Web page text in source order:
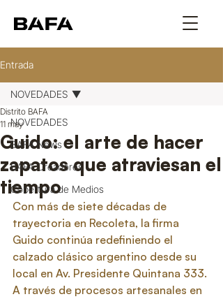
Entrada
NOVEDADES
BAFA News
BAFA Creadores
Cobertura de Medios
NOVEDADES
Guido: el arte de hacer
zapatos que atraviesan el
tiempo
Distrito BAFA
11 may
Con más de siete décadas de
trayectoria en Recoleta, la firma
Guido continúa redefiniendo el
calzado clásico argentino desde su
local en Av. Presidente Quintana 333.
A través de procesos artesanales en